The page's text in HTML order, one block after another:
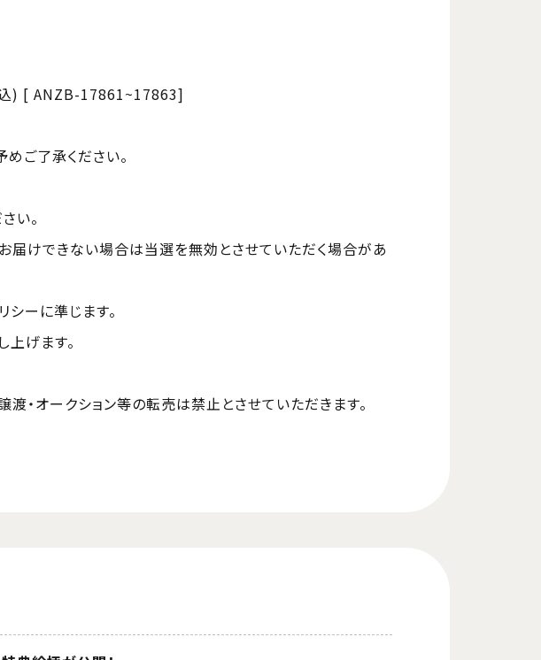
[ ANZB-17861~17863]
ご了承ください。
い。
けできない場合は当選を無効とさせていただく場合があ
ーに準じます。
げます。
・オークション等の転売は禁止とさせていただきます。